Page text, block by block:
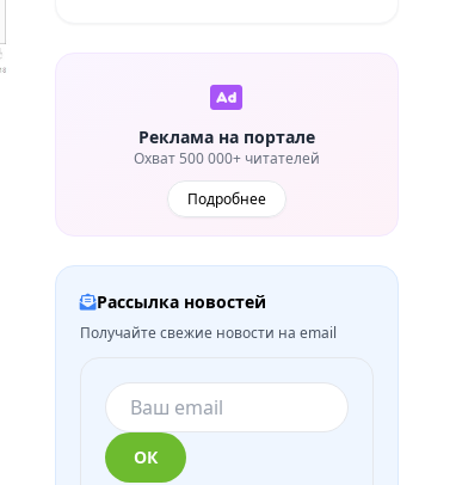
Реклама на портале
Охват 500 000+ читателей
Подробнее
Рассылка новостей
Получайте свежие новости на email
ОК